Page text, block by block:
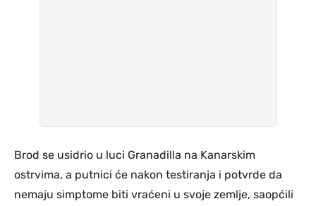
Brod se usidrio u luci Granadilla na Kanarskim
ostrvima, a putnici će nakon testiranja i potvrde da
nemaju simptome biti vraćeni u svoje zemlje, saopćili